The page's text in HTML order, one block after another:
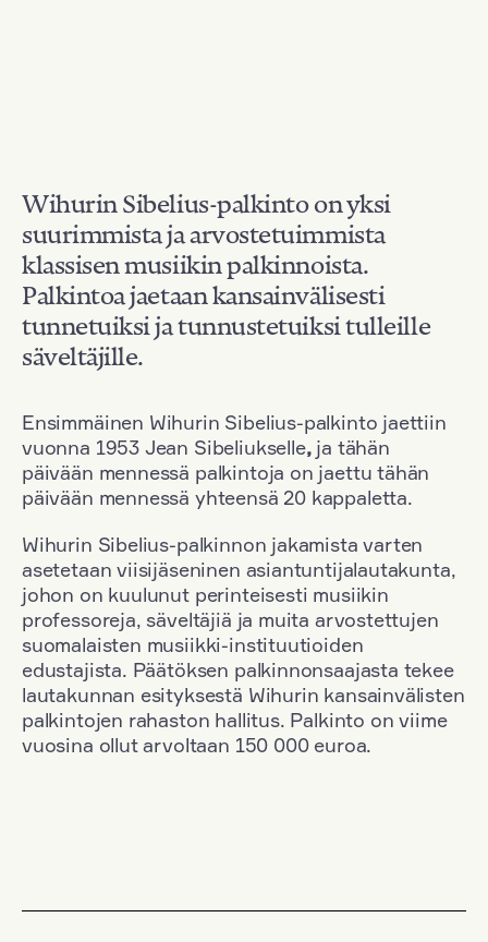
Wihurin Sibelius-palkinto on yksi
suurimmista ja arvostetuimmista
klassisen musiikin palkinnoista.
Palkintoa jaetaan kansainvälisesti
tunnetuiksi ja tunnustetuiksi tulleille
säveltäjille.
Ensimmäinen Wihurin Sibelius-palkinto jaettiin
vuonna 1953 Jean Sibeliukselle, ja tähän
päivään mennessä palkintoja on jaettu tähän
päivään mennessä yhteensä 20 kappaletta.
Wihurin Sibelius-palkinnon jakamista varten
asetetaan viisijäseninen asiantuntijalautakunta,
johon on kuulunut perinteisesti musiikin
professoreja, säveltäjiä ja muita arvostettujen
suomalaisten musiikki-instituutioiden
edustajista. Päätöksen palkinnonsaajasta tekee
lautakunnan esityksestä Wihurin kansainvälisten
palkintojen rahaston hallitus. Palkinto on viime
vuosina ollut arvoltaan 150 000 euroa.